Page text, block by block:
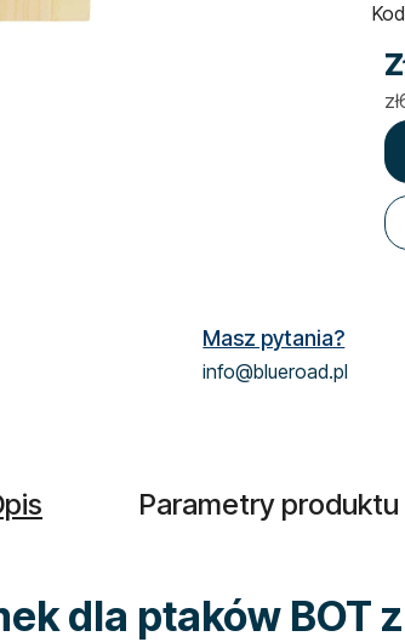
Masz pytania?
info@blueroad.pl
Parametry produktu
dla ptaków BOT